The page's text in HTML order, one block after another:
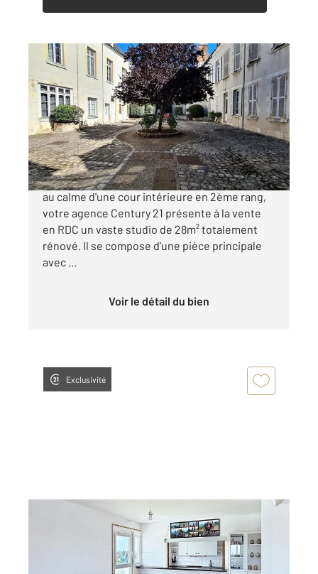
ORLEANS 45
28,50 m
2, 1 pièce
Ref : 8323
Appartement F1 à vendre
110 000 €
Orléans hypercentre, proche Place du Martroi,
au calme d'une cour intérieure en 2ème rang,
votre agence Century 21 présente à la vente
en RDC un vaste studio de 28m² totalement
rénové. Il se compose d'une pièce principale
avec ...
Voir le détail du bien
Exclusivité
, 4 pièces